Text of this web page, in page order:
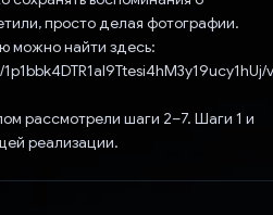
просто делая фотографии.
можно найти здесь:
рассмотрели шаги 2–7. Шаги 1 и
реализации.